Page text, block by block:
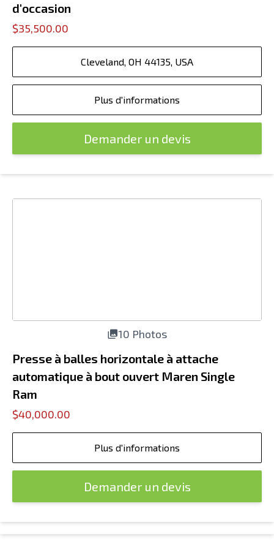
d'occasion
$35,500.00
Cleveland, OH 44135, USA
Plus d'informations
Demander un devis
10 Photos
Presse à balles horizontale à attache
automatique à bout ouvert Maren Single
Ram
$40,000.00
Plus d'informations
Demander un devis